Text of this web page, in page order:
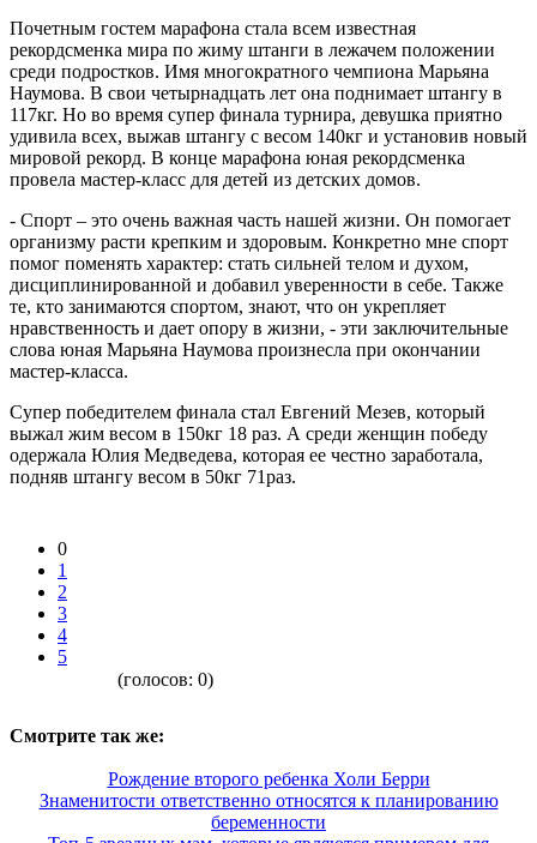
Почетным гостем марафона стала всем известная
рекордсменка мира по жиму штанги в лежачем положении
среди подростков. Имя многократного чемпиона Марьяна
Наумова. В свои четырнадцать лет она поднимает штангу в
117кг. Но во время супер финала турнира, девушка приятно
удивила всех, выжав штангу с весом 140кг и установив новый
мировой рекорд. В конце марафона юная рекордсменка
провела мастер-класс для детей из детских домов.
- Спорт – это очень важная часть нашей жизни. Он помогает
организму расти крепким и здоровым. Конкретно мне спорт
помог поменять характер: стать сильней телом и духом,
дисциплинированной и добавил уверенности в себе. Также
те, кто занимаются спортом, знают, что он укрепляет
нравственность и дает опору в жизни, - эти заключительные
слова юная Марьяна Наумова произнесла при окончании
мастер-класса.
Супер победителем финала стал Евгений Мезев, который
выжал жим весом в 150кг 18 раз. А среди женщин победу
одержала Юлия Медведева, которая ее честно заработала,
подняв штангу весом в 50кг 71раз.
0
1
2
3
4
5
(голосов: 0)
Смотрите так же:
Рождение второго ребенка Холи Берри
Знаменитости ответственно относятся к планированию
беременности